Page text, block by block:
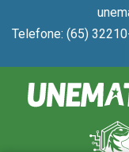
Telefone: (65)